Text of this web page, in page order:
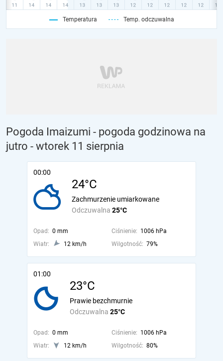
Temperatura Temp. odczuwalna
Pogoda Imaizumi - pogoda godzinowa na
jutro - wtorek 11 sierpnia
00:00
24°C
Odczuwalna 25°C
Zachmurzenie umiarkowane
Opad: 0 mm Ciśnienie: 1006 hPa
Wiatr:
12 km/h Wilgotność: 79%
01:00
23°C
Odczuwalna 25°C
Prawie bezchmurnie
Opad: 0 mm Ciśnienie: 1006 hPa
Wiatr:
12 km/h Wilgotność: 80%